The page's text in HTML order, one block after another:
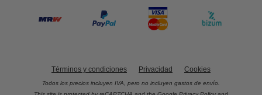
Términos y condiciones Privacidad Cookies
Todos los precios incluyen IVA, pero no incluyen gastos de envío.